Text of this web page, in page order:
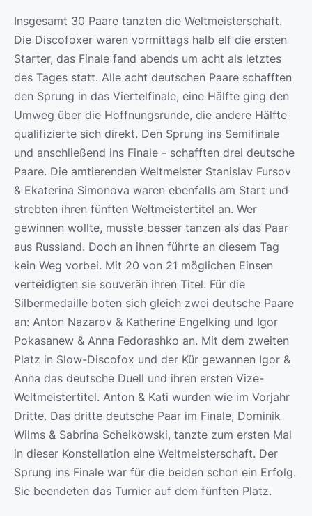
Insgesamt 30 Paare tanzten die Weltmeisterschaft.
Die Discofoxer waren vormittags halb elf die ersten
Starter, das Finale fand abends um acht als letztes
des Tages statt. Alle acht deutschen Paare schafften
den Sprung in das Viertelfinale, eine Hälfte ging den
Umweg über die Hoffnungsrunde, die andere Hälfte
qualifizierte sich direkt. Den Sprung ins Semifinale
und anschließend ins Finale - schafften drei deutsche
Paare. Die amtierenden Weltmeister Stanislav Fursov
& Ekaterina Simonova waren ebenfalls am Start und
strebten ihren fünften Weltmeistertitel an. Wer
gewinnen wollte, musste besser tanzen als das Paar
aus Russland. Doch an ihnen führte an diesem Tag
kein Weg vorbei. Mit 20 von 21 möglichen Einsen
verteidigten sie souverän ihren Titel. Für die
Silbermedaille boten sich gleich zwei deutsche Paare
an: Anton Nazarov & Katherine Engelking und Igor
Pokasanew & Anna Fedorashko an. Mit dem zweiten
Platz in Slow-Discofox und der Kür gewannen Igor &
Anna das deutsche Duell und ihren ersten Vize-
Weltmeistertitel. Anton & Kati wurden wie im Vorjahr
Dritte. Das dritte deutsche Paar im Finale, Dominik
Wilms & Sabrina Scheikowski, tanzte zum ersten Mal
in dieser Konstellation eine Weltmeisterschaft. Der
Sprung ins Finale war für die beiden schon ein Erfolg.
Sie beendeten das Turnier auf dem fünften Platz.